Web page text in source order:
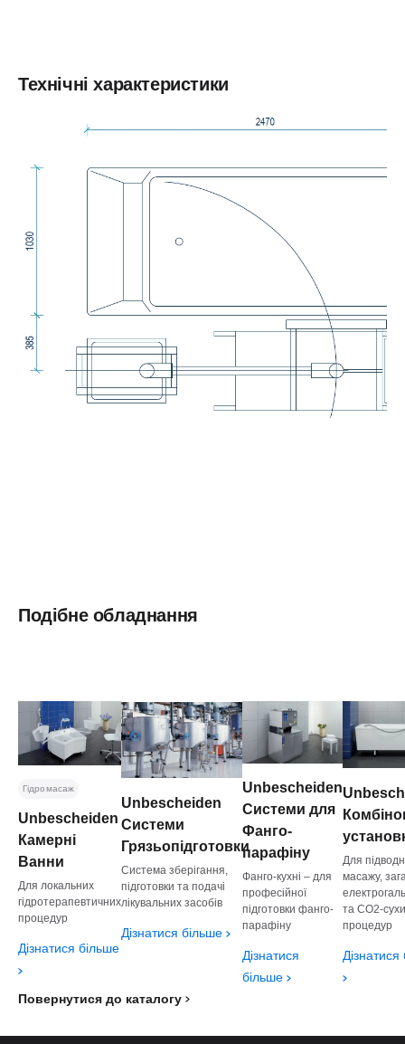
Технічні характеристики
Подібне обладнання
Unbescheiden
Камерні
Ванни
Для локальних
гідротерапевтичних
процедур
Дізнатися більше
Гідромасаж
Unbescheiden
Системи
Грязьопідготовки
Система зберігання,
підготовки та подачі
лікувальних засобів
Дізнатися більше
Unbescheiden
Системи для
Фанго-
парафіну
Фанго-кухні – для
професійної
підготовки фанго-
парафіну
Дізнатися
більше
Для
масажу,
та СО2-
процедур
Повернутися до каталогу